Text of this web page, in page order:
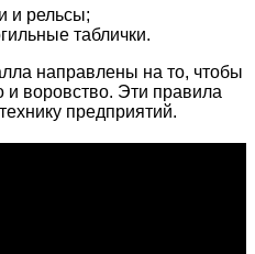
и рельсы;
таблички.
направлены на то, чтобы
и воровство. Эти правила
предприятий.